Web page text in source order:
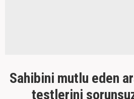
Sahibini mutlu eden
testlerini